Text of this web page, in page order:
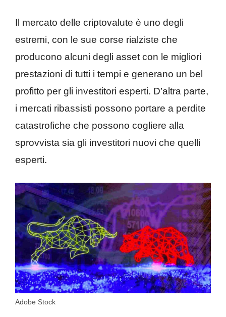
Il mercato delle criptovalute è uno degli
estremi, con le sue corse rialziste che
producono alcuni degli asset con le migliori
prestazioni di tutti i tempi e generano un bel
profitto per gli investitori esperti. D’altra parte,
i mercati ribassisti possono portare a perdite
catastrofiche che possono cogliere alla
sprovvista sia gli investitori nuovi che quelli
esperti.
Adobe Stock